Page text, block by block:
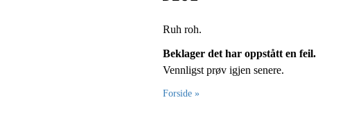
Ruh roh.
Beklager det har oppstått en feil.
Vennligst prøv igjen senere.
Forside »